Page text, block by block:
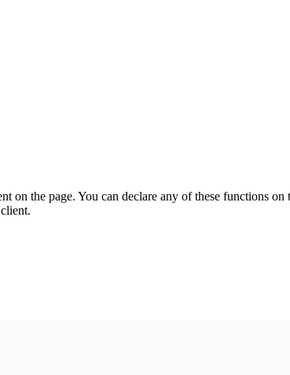
on the page. You can declare any of these functions